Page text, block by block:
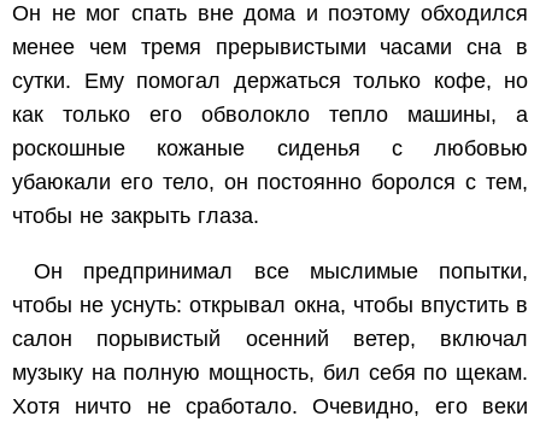
Он не мог спать вне дома и поэтому обходился
менее чем тремя прерывистыми часами сна в
сутки. Ему помогал держаться только кофе, но
как только его обволокло тепло машины, а
роскошные кожаные сиденья с любовью
убаюкали его тело, он постоянно боролся с тем,
чтобы не закрыть глаза.
Он предпринимал все мыслимые попытки,
чтобы не уснуть: открывал окна, чтобы впустить в
салон порывистый осенний ветер, включал
музыку на полную мощность, бил себя по щекам.
Хотя ничто не сработало. Очевидно, его веки